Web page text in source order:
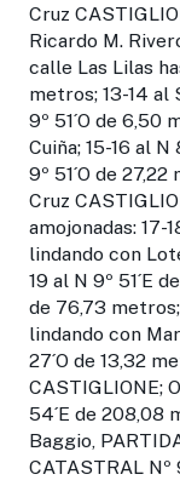
Cruz
Ricardo M.
calle Las Lilas
metros; 13-14 al
9º 51´O de
Cuiña; 15-16 al N
9º 51´O de
Cruz
amojonadas: 17-
lindando con
19 al N 9º 51´E
de 76,73
lindando con
27´O de 13,32
CASTIGLIONE;
54´E de 208,08
Baggio,
CATASTRAL